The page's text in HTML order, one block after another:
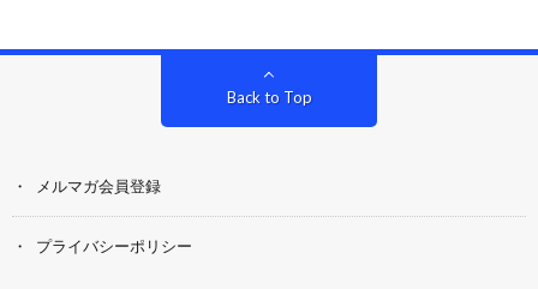
Back to Top
メルマガ会員登録
プライバシーポリシー